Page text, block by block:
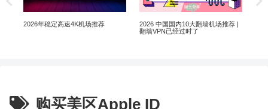
2026年稳定高速4K机场推荐
2026 中国国内10大翻墙机场推荐 |
翻墙VPN已经过时了
购买美区Apple ID